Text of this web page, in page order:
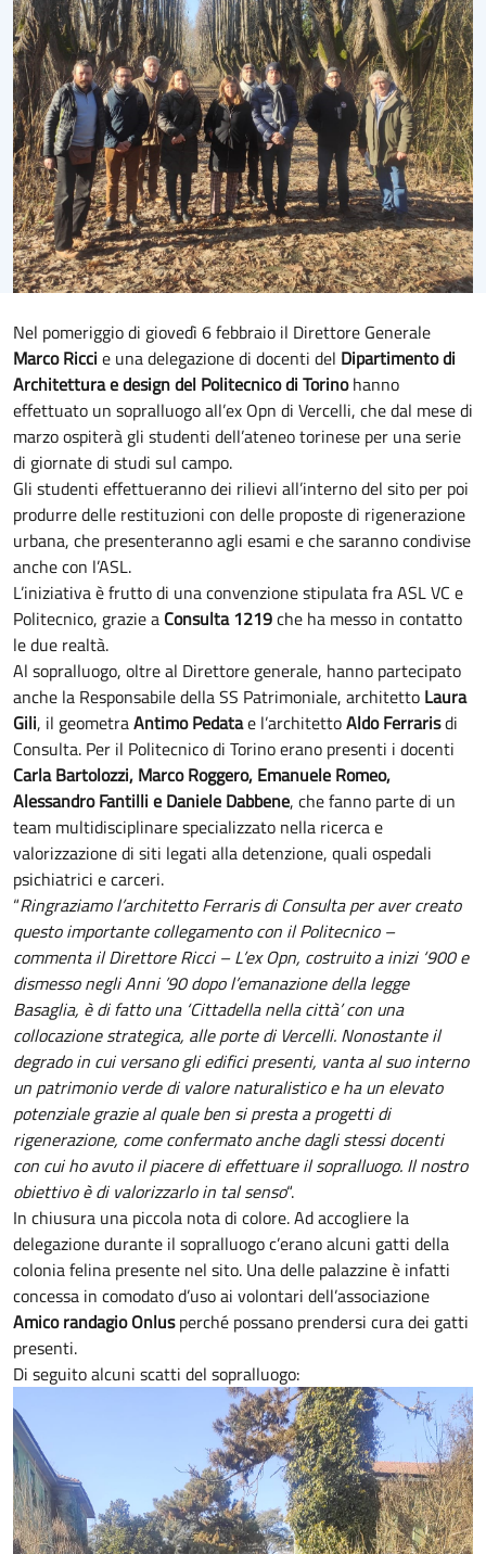
Nel pomeriggio di giovedì 6 febbraio il Direttore Generale
Marco Ricci e una delegazione di docenti del Dipartimento di
Architettura e design del Politecnico di Torinohanno
effettuato un sopralluogo all’ex Opn di Vercelli, che dal mese di
marzo ospiterà gli studenti dell’ateneo torinese per una serie
di giornate di studi sul campo.
Gli studenti effettueranno dei rilievi all’interno del sito per poi
produrre delle restituzioni con delle proposte di rigenerazione
urbana, che presenteranno agli esami e che saranno condivise
anche con l’ASL.
L’iniziativa è frutto di una convenzione stipulata fra ASL VC e
Politecnico, grazie a Consulta 1219che ha messo in contatto
le due realtà.
Al sopralluogo, oltre al Direttore generale, hanno partecipato
anche la Responsabile della SS Patrimoniale, architetto Laura
Gili, il geometraAntimo Pedatae l’architettoAldo Ferrarisdi
Consulta. Per il Politecnico di Torino erano presenti i docenti
Carla Bartolozzi, Marco Roggero, Emanuele Romeo,
Alessandro Fantilli e Daniele Dabbene, che fanno parte di un
team multidisciplinare specializzato nella ricerca e
valorizzazione di siti legati alla detenzione, quali ospedali
psichiatrici e carceri.
“Ringraziamo l’architetto Ferraris di Consulta per aver creato
questo importante collegamento con il Politecnico –
commenta il Direttore Ricci – L’ex Opn, costruito a inizi ‘900 e
dismesso negli Anni ’90 dopo l’emanazione della legge
Basaglia, è di fatto una ‘Cittadella nella città’ con una
collocazione strategica, alle porte di Vercelli. Nonostante il
degrado in cui versano gli edifici presenti, vanta al suo interno
un patrimonio verde di valore naturalistico e ha un elevato
potenziale grazie al quale ben si presta a progetti di
rigenerazione, come confermato anche dagli stessi docenti
con cui ho avuto il piacere di effettuare il sopralluogo. Il nostro
obiettivo è di valorizzarlo in tal senso“.
In chiusura una piccola nota di colore. Ad accogliere la
delegazione durante il sopralluogo c’erano alcuni gatti della
colonia felina presente nel sito. Una delle palazzine è infatti
concessa in comodato d’uso ai volontari dell’associazione
Amico randagio Onlusperché possano prendersi cura dei gatti
presenti.
Di seguito alcuni scatti del sopralluogo: